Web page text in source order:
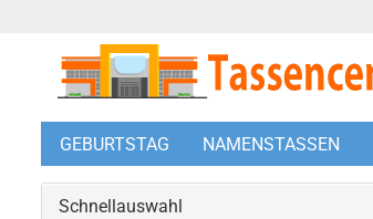
GEBURTSTAG NAMENSTASSEN
Schnellauswahl